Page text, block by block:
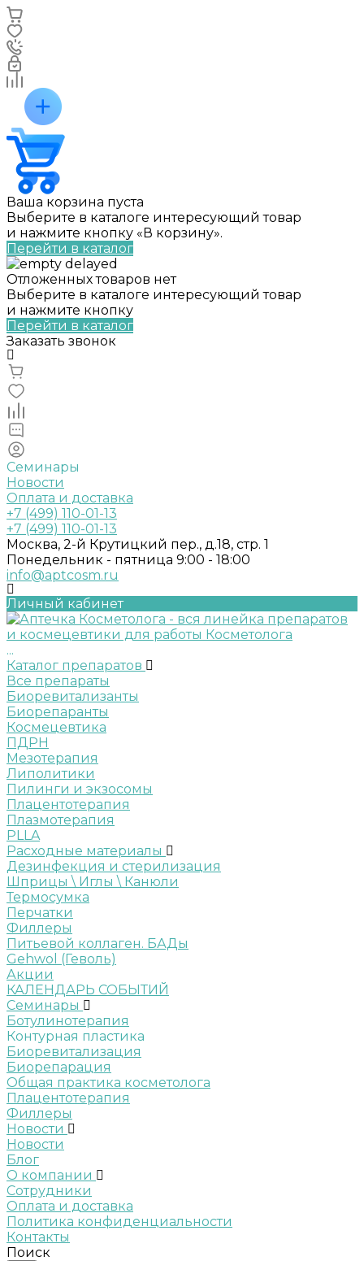
Ваша корзина пуста
Выберите в каталоге интересующий товар
и нажмите кнопку «В корзину».
Перейти в каталог
Отложенных товаров нет
Выберите в каталоге интересующий товар
и нажмите кнопку
Перейти в каталог
Заказать звонок
Семинары
Новости
Оплата и доставка
+7 (499) 110-01-13
+7 (499) 110-01-13
Москва, 2-й Крутицкий пер., д.18, стр. 1
Понедельник - пятница 9:00 - 18:00
info@aptcosm.ru
Личный кабинет
...
Каталог препаратов
Все препараты
Биоревитализанты
Биорепаранты
Космецевтика
ПДРН
Мезотерапия
Липолитики
Пилинги и экзосомы
Плацентотерапия
Плазмотерапия
PLLA
Расходные материалы
Дезинфекция и стерилизация
Шприцы \ Иглы \ Канюли
Термосумка
Перчатки
Филлеры
Питьевой коллаген. БАДы
Gehwol (Геволь)
Акции
КАЛЕНДАРЬ СОБЫТИЙ
Семинары
Ботулинотерапия
Контурная пластика
Биоревитализация
Биорепарация
Общая практика косметолога
Плацентотерапия
Филлеры
Новости
Новости
Блог
О компании
Сотрудники
Оплата и доставка
Политика конфиденциальности
Контакты
Поиск